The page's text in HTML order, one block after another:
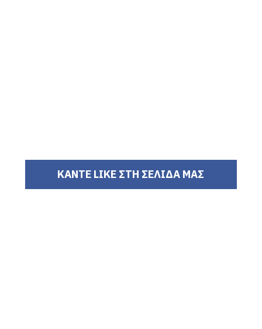
ΚΑΝΤΕ LIKE ΣΤΗ ΣΕΛΙΔΑ ΜΑΣ